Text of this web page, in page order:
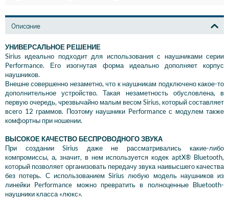
Описание
УНИВЕРСАЛЬНОЕ РЕШЕНИЕ
Sirius идеально подходит для использования с наушниками серии
Performance. Его изогнутая форма идеально дополняет корпус
наушников.
Внешне совершенно незаметно, что к наушникам подключено какое-то
дополнительное устройство. Такая незаметность обусловлена, в
первую очередь, чрезвычайно малым весом Sirius, который составляет
всего 12 граммов. Поэтому наушники Performance с модулем также
комфортны при ношении.
ВЫСОКОЕ КАЧЕСТВО БЕСПРОВОДНОГО ЗВУКА
При создании Sirius даже не рассматривались какие-либо
компромиссы, а, значит, в нем используется кодек aptX® Bluetooth,
который позволяет организовать передачу звука наивысшего качества
без потерь. С использованием Sirius любую модель наушников из
линейки Performance можно превратить в полноценные Bluetooth-
наушники класса «люкс».